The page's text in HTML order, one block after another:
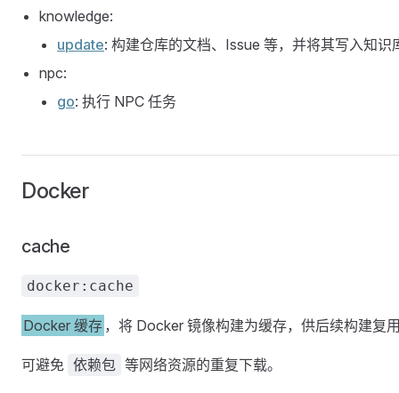
knowledge:
update: 构建仓库的文档、Issue 等，并将其写入知识
npc:
go: 执行 NPC 任务
Docker
cache
docker:cache
Docker 缓存 ，将 Docker 镜像构建为缓存，供后续构建复
可避免 依赖包 等网络资源的重复下载。